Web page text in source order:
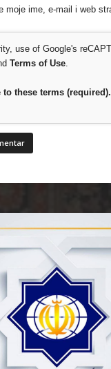
moje ime, e-mail i web
use of Google's
Terms of Use.
to these terms (required).